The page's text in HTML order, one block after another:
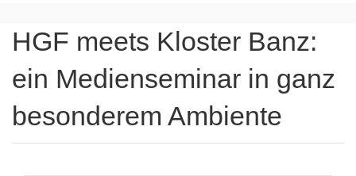
HGF meets Kloster Banz:
ein Medienseminar in ganz
besonderem Ambiente